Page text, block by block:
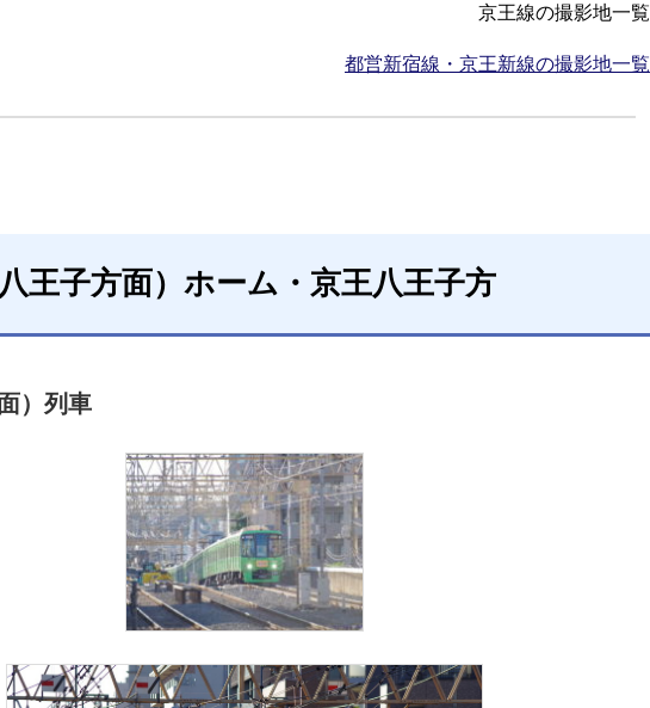
京王線の撮影地一覧
都営新宿線・京王新線の撮影地一覧
王子方面）ホーム・京王八王子方
）列車